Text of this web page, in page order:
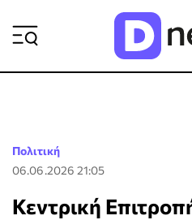
Πολιτική
06.06.2026 21:05
Κεντρική